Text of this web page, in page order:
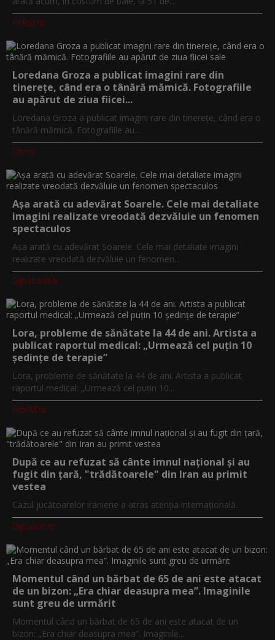
PeRoz.ro
Loredana Groza a publicat imagini rare din
tinerețe, când era o tânără mămică. Fotografiile
au apărut de ziua fiicei...
Loredana Groza a publicat imagini rare din tinerețe, când era o
tânără mămică. Fotografiile au...
Utv.ro
Așa arată cu adevărat Soarele. Cele mai detaliate
imagini realizate vreodată dezvăluie un fenomen
spectaculos
Așa arată cu adevărat Soarele. Cele mai detaliate imagini
realizate vreodată dezvăluie un fenomen...
Digi-World.tv
Lora, probleme de sănătate la 44 de ani. Artista a
publicat raportul medical: „Urmează cel puțin 10
ședințe de terapie”
Lora, probleme de sănătate la 44 de ani. Artista a publicat
raportul medical: „Urmează cel puțin 10...
ProFM.ro
După ce au refuzat să cânte imnul naţional şi au
fugit din ţară, "trădătoarele" din Iran au primit
vestea
Cazul jucătoarelor iraniene a atras atenţia internaţională.
DigiSport.ro
Momentul când un bărbat de 65 de ani este atacat
de un bizon: „Era chiar deasupra mea”. Imaginile
sunt greu de urmărit
Momentul când un bărbat de 65 de ani este atacat de un
bizon: „Era chiar deasupra mea”. Imaginile...